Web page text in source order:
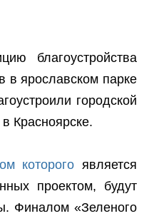
благоустройства
в ярославском парке
городской
Красноярске.
которого является
проектом, будут
Финалом «Зеленого